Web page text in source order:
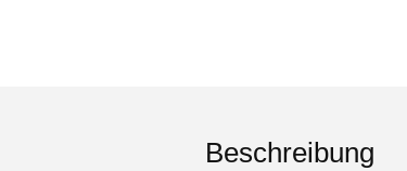
Beschreibung